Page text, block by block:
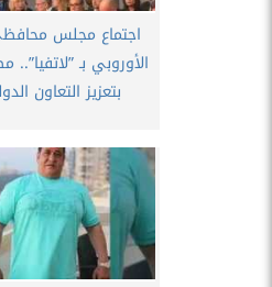
اجتماع مجلس
الأوروبي بـ
بتعزيز التعاون